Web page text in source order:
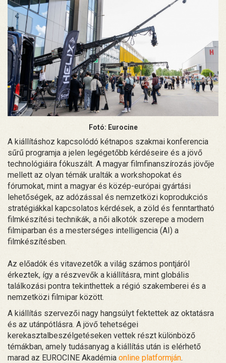
Fotó: Eurocine
A kiállításhoz kapcsolódó kétnapos szakmai konferencia
sűrű programja a jelen legégetőbb kérdéseire és a jövő
technológiáira fókuszált. A magyar filmfinanszírozás jövője
mellett az olyan témák uralták a workshopokat és
fórumokat, mint a magyar és közép-európai gyártási
lehetőségek, az adózással és nemzetközi koprodukciós
stratégiákkal kapcsolatos kérdések, a zöld és fenntartható
filmkészítési technikák, a női alkotók szerepe a modern
filmiparban és a mesterséges intelligencia (AI) a
filmkészítésben.
Az előadók és vitavezetők a világ számos pontjáról
érkeztek, így a részvevők a kiállításra, mint globális
találkozási pontra tekinthettek a régió szakemberei és a
nemzetközi filmipar között.
A kiállítás szervezői nagy hangsúlyt fektettek az oktatásra
és az utánpótlásra. A jövő tehetségei
kerekasztalbeszélgetéseken vettek részt különböző
témákban, amely tudásanyag a kiállítás után is elérhető
marad az EUROCINE Akadémia online platformján.